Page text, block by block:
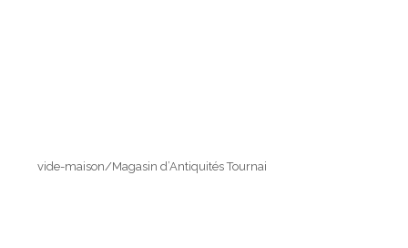
vide-maison/Magasin d’Antiquités Tournai